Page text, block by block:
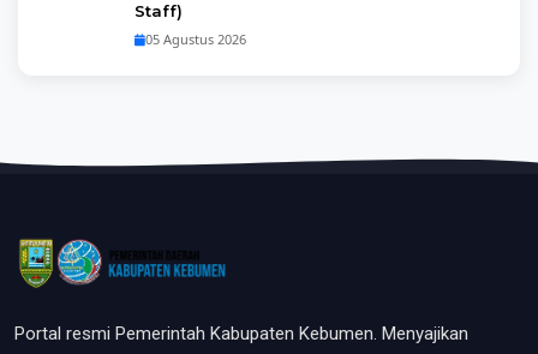
Staff)
05 Agustus 2026
Portal resmi Pemerintah Kabupaten Kebumen. Menyajikan